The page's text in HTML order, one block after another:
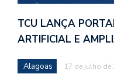
TCU LANÇA
ARTIFICIAL E
Alagoas 17 de julho de